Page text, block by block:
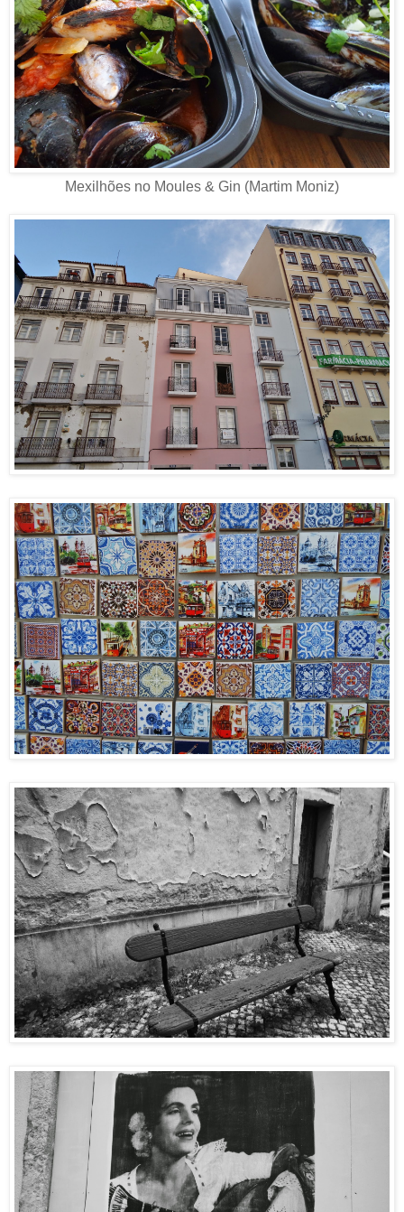
Mexilhões no Moules & Gin (Martim Moniz)